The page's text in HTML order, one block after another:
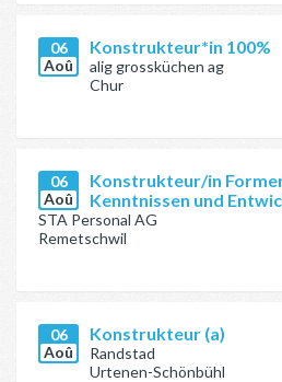
06
Aoû
Konstrukteur*in 100%
alig grossküchen ag
Chur
06
Aoû
Konstrukteur/in
Kenntnissen und
STA Personal AG
Remetschwil
06
Aoû
Konstrukteur (a)
Randstad
Urtenen-Schönbühl